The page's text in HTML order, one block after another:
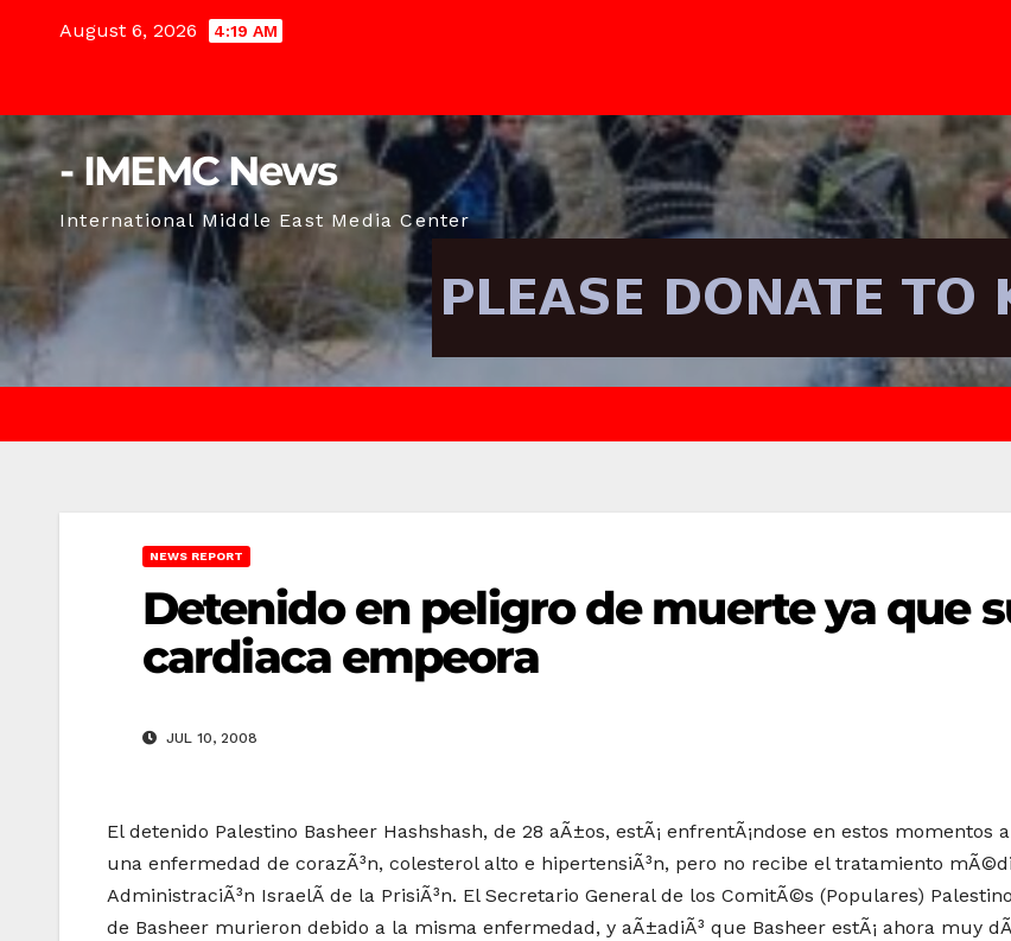
August 6, 2026 4:19 AM
- IMEMC News
International Middle East Media Center
NEWS REPORT
Detenido en peligro de muerte ya que
cardiaca empeora
JUL 10, 2008
El detenido Palestino Basheer Hashshash, de 28 aÃ±os, estÃ¡ enfrentÃ¡ndose en estos
una enfermedad de corazÃ³n, colesterol alto e hipertensiÃ³n, pero no recibe el tratamiento
AdministraciÃ³n IsraelÃ­ de la PrisiÃ³n. El Secretario General de los ComitÃ©s (Populares)
de Basheer murieron debido a la misma enfermedad, y aÃ±adiÃ³ que Basheer estÃ¡ ahora muy